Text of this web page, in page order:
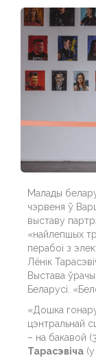
Малады
чэрвеня ў
выставу
«найлепшых
перабоі з
Лёнік
Выстава
Беларусі.
«Дошка
цэнтральнай
– на бакавой
Тарасэвіча